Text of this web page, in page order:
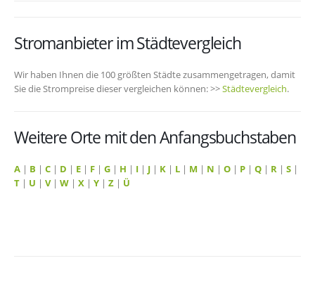
Stromanbieter im Städtevergleich
Wir haben Ihnen die 100 größten Städte zusammengetragen, damit
Sie die Strompreise dieser vergleichen können: >>Städtevergleich.
Weitere Orte mit den Anfangsbuchstaben
A | B | C | D | E | F | G | H | I | J | K | L | M | N | O | P | Q | R | S |
T | U | V| W | X | Y | Z | Ü